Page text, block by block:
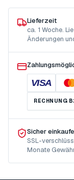
Lieferzeit
ca. 1 Woche.
Änderungen
VISA
RECHNUNG
Sicher
SSL-
Monate